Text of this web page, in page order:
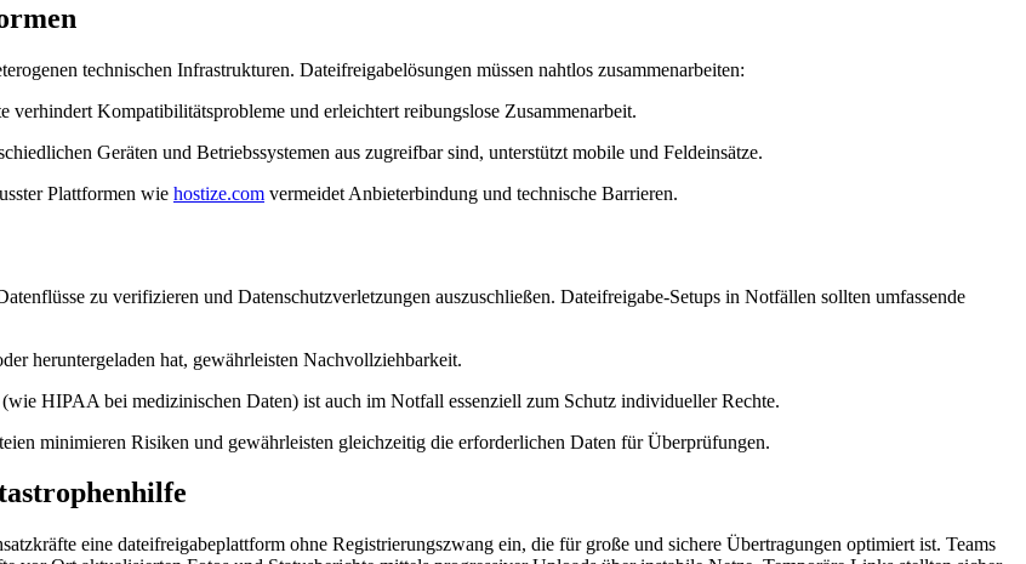
technischen Infrastrukturen. Dateifreigabelösungen müssen nahtlos zusammenarbeiten:
verhindert Kompatibilitätsprobleme und erleichtert reibungslose Zusammenarbeit.
Geräten und Betriebssystemen aus zugreifbar sind, unterstützt mobile und Feldeinsätze.
Plattformen wie hostize.com vermeidet Anbieterbindung und technische Barrieren.
zu verifizieren und Datenschutzverletzungen auszuschließen. Dateifreigabe-Setups in Notfällen sollten umfassende
heruntergeladen hat, gewährleisten Nachvollziehbarkeit.
HIPAA bei medizinischen Daten) ist auch im Notfall essenziell zum Schutz individueller Rechte.
minimieren Risiken und gewährleisten gleichzeitig die erforderlichen Daten für Überprüfungen.
eine dateifreigabeplattform ohne Registrierungszwang ein, die für große und sichere Übertragungen optimiert ist. Teams